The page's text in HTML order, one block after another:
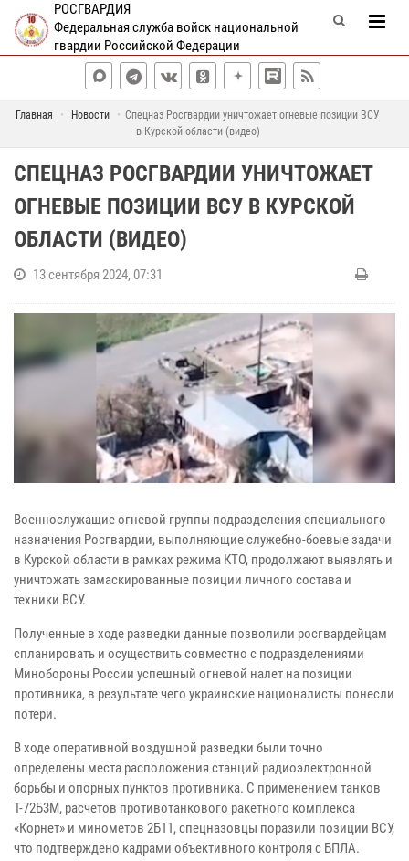
РОСГВАРДИЯ
Федеральная служба войск национальной
гвардии Российской Федерации
Главная Новости
Спецназ Росгвардии уничтожает огневые позиции ВСУ
в Курской области (видео)
СПЕЦНАЗ РОСГВАРДИИ УНИЧТОЖАЕТ
ОГНЕВЫЕ ПОЗИЦИИ ВСУ В КУРСКОЙ
ОБЛАСТИ (ВИДЕО)
13 сентября 2024, 07:31
Военнослужащие огневой группы подразделения специального
назначения Росгвардии, выполняющие служебно-боевые задачи
в Курской области в рамках режима КТО, продолжают выявлять и
уничтожать замаскированные позиции личного состава и
техники ВСУ.
Полученные в ходе разведки данные позволили росгвардейцам
спланировать и осуществить совместно с подразделениями
Минобороны России успешный огневой налет на позиции
противника, в результате чего украинские националисты понесли
потери.
В ходе оперативной воздушной разведки были точно
определены места расположения станций радиоэлектронной
борьбы и опорных пунктов противника. С применением танков
Т-72Б3М, расчетов противотанкового ракетного комплекса
«Корнет» и минометов 2Б11, спецназовцы поразили позиции ВСУ,
что подтверждено кадрами объективного контроля с БПЛА.